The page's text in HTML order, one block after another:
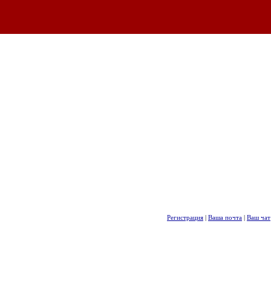
Регистрация | Ваша почта | Ваш чат